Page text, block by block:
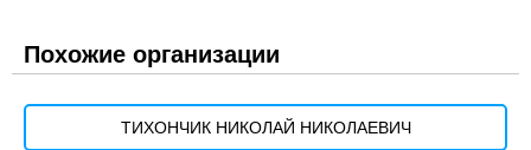
Похожие организации
ТИХОНЧИК НИКОЛАЙ НИКОЛАЕВИЧ